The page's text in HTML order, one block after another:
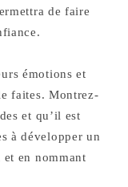
de faire
émotions et
faites. Montrez-
et qu’il est
à développer un
en nommant